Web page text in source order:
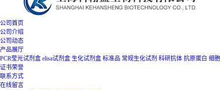
公司首页
公司介绍
公司动态
产品展厅
PCR莹光试剂盒 elisa试剂盒 生化试剂盒 标准品 常规生化试剂 科研抗体 抗原蛋白 细胞
证书荣誉
联系方式
在线留言